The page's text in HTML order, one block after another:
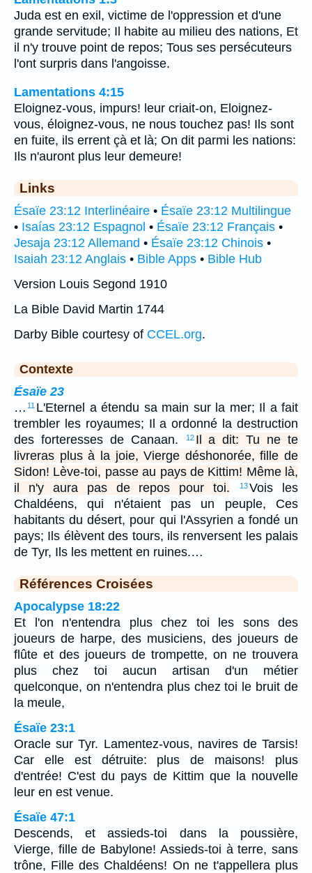
Juda est en exil, victime de l'oppression et d'une
grande servitude; Il habite au milieu des nations, Et
il n'y trouve point de repos; Tous ses persécuteurs
l'ont surpris dans l'angoisse.
Lamentations 4:15
Eloignez-vous, impurs! leur criait-on, Eloignez-
vous, éloignez-vous, ne nous touchez pas! Ils sont
en fuite, ils errent çà et là; On dit parmi les nations:
Ils n'auront plus leur demeure!
Links
Ésaïe 23:12 Interlinéaire • Ésaïe 23:12 Multilingue
• Isaías 23:12 Espagnol • Ésaïe 23:12 Français •
Jesaja 23:12 Allemand • Ésaïe 23:12 Chinois •
Isaiah 23:12 Anglais • Bible Apps • Bible Hub
Version Louis Segond 1910
La Bible David Martin 1744
Darby Bible courtesy of CCEL.org.
Contexte
Ésaïe 23
… 11 L'Eternel a étendu sa main sur la mer; Il a fait
trembler les royaumes; Il a ordonné la destruction
des forteresses de Canaan.
12 Il a dit: Tu ne te
livreras plus à la joie, Vierge déshonorée, fille de
Sidon! Lève-toi, passe au pays de Kittim! Même là,
il n'y aura pas de repos pour toi.
13Vois les
Chaldéens, qui n'étaient pas un peuple, Ces
habitants du désert, pour qui l'Assyrien a fondé un
pays; Ils élèvent des tours, ils renversent les palais
de Tyr, Ils les mettent en ruines.…
Références Croisées
Apocalypse 18:22
Et l'on n'entendra plus chez toi les sons des
joueurs de harpe, des musiciens, des joueurs de
flûte et des joueurs de trompette, on ne trouvera
plus chez toi aucun artisan d'un métier
quelconque, on n'entendra plus chez toi le bruit de
la meule,
Ésaïe 23:1
Oracle sur Tyr. Lamentez-vous, navires de Tarsis!
Car elle est détruite: plus de maisons! plus
d'entrée! C'est du pays de Kittim que la nouvelle
leur en est venue.
Ésaïe 47:1
Descends, et assieds-toi dans la poussière,
Vierge, fille de Babylone! Assieds-toi à terre, sans
trône, Fille des Chaldéens! On ne t'appellera plus